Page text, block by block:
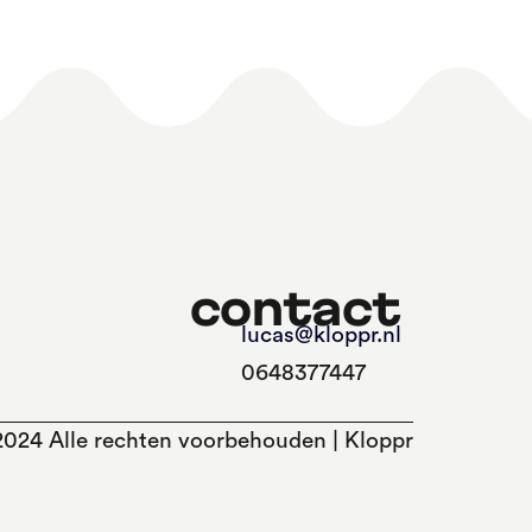
contact
lucas@kloppr.nl
0648377447
Alle rechten voorbehouden | Kloppr